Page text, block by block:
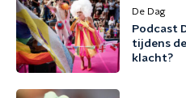
De Dag
Podcast
tijdens
klacht?